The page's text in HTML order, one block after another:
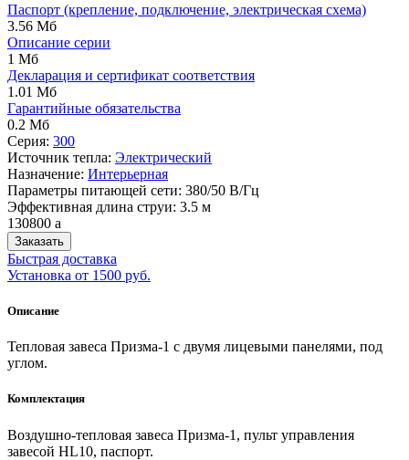
Паспорт (крепление, подключение, электрическая схема)
3.56 Мб
Описание серии
1 Мб
Декларация и сертификат соответствия
1.01 Мб
Гарантийные обязательства
0.2 Мб
Серия: 300
Источник тепла: Электрический
Назначение: Интерьерная
Параметры питающей сети: 380/50 В/Гц
Эффективная длина струи: 3.5 м
130800 a
Заказать
Быстрая доставка
Установка от 1500 руб.
Описание
Тепловая завеса Призма-1 с двумя лицевыми панелями, под
углом.
Комплектация
Воздушно-тепловая завеса Призма-1, пульт управления
завесой HL10, паспорт.